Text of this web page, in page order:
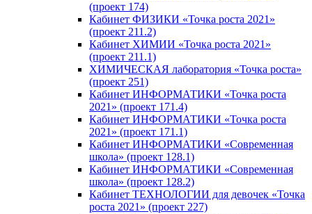
(проект 174)
Кабинет ФИЗИКИ «Точка роста 2021»
(проект 211.2)
Кабинет ХИМИИ «Точка роста 2021»
(проект 211.1)
ХИМИЧЕСКАЯ лаборатория «Точка роста»
(проект 251)
Кабинет ИНФОРМАТИКИ «Точка роста
2021» (проект 171.4)
Кабинет ИНФОРМАТИКИ «Точка роста
2021» (проект 171.1)
Кабинет ИНФОРМАТИКИ «Современная
школа» (проект 128.1)
Кабинет ИНФОРМАТИКИ «Современная
школа» (проект 128.2)
Кабинет ТЕХНОЛОГИИ для девочек «Точка
роста 2021» (проект 227)